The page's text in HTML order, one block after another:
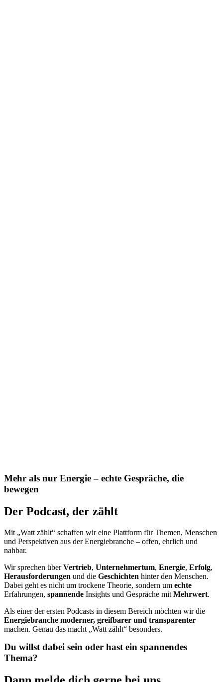
Mehr als nur Energie – echte Gespräche, die
bewegen
Der Podcast, der zählt
Mit „Watt zählt“ schaffen wir eine Plattform für Themen, Menschen
und Perspektiven aus der Energiebranche – offen, ehrlich und
nahbar.
Wir sprechen überVertrieb, Unternehmertum, Energie, Erfolg,
Herausforderungen und die Geschichten hinter den Menschen.
Dabei geht es nicht um trockene Theorie, sondern um echte
Erfahrungen, spannende Insights und Gespräche mit Mehrwert.
Als einer der ersten Podcasts in diesem Bereich möchten wir die
Energiebranche moderner, greifbarer und transparenter
machen. Genau das macht „Watt zählt“ besonders.
Du willst dabei sein oder hast ein spannendes
Thema?